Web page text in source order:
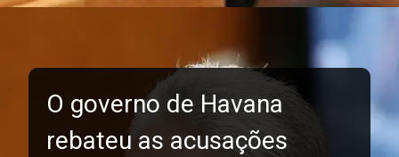
O governo de Havana
rebateu as acusações